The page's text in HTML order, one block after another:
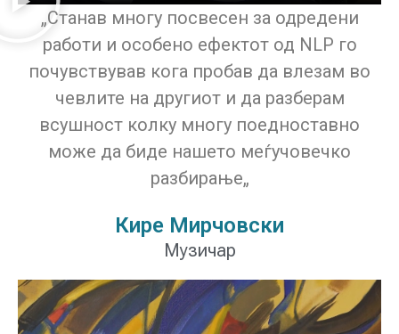
„Станав многу посвесен за одредени
работи и особено ефектот од NLP го
почувствував кога пробав да влезам во
чевлите на другиот и да разберам
всушност колку многу поедноставно
може да биде нашето меѓучовечко
разбирање„
Кире Мирчовски
Музичар